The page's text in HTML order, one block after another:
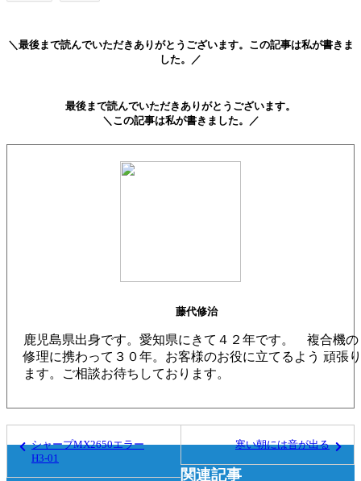
＼最後まで読んでいただきありがとうございます。この記事は私が書きま
した。／
最後まで読んでいただきありがとうございます。
＼この記事は私が書きました。／
藤代修治
鹿児島県出身です。愛知県にきて４２年です。 複合機の
修理に携わって３０年。お客様のお役に立てるよう 頑張り
ます。ご相談お待ちしております。
シャープMX2650エラー
H3-01
寒い朝には音が出る
関連記事